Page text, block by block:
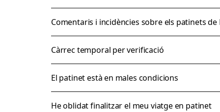
Comentaris i incidències sobre els patinets de
Càrrec temporal per verificació
El patinet està en males condicions
He oblidat finalitzar el meu viatge en patinet